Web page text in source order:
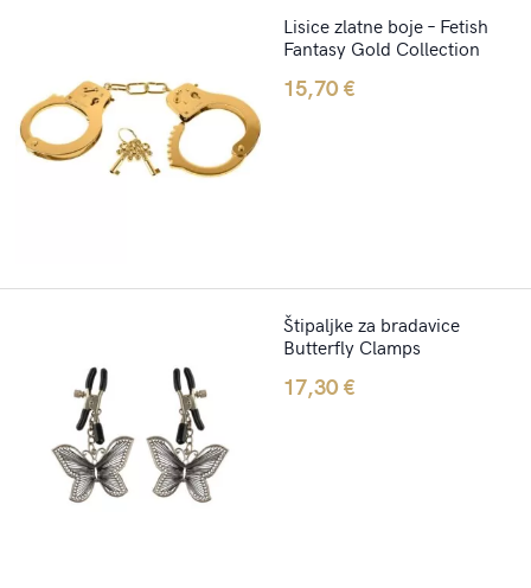
Lisice zlatne boje – Fetish
Fantasy Gold Collection
15,70€
Štipaljke za bradavice
Butterfly Clamps
17,30€